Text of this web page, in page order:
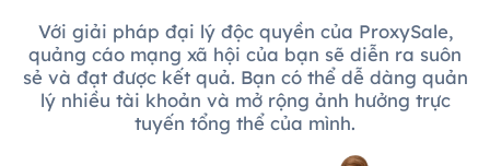
Với giải pháp đại lý độc quyền của ProxySale,
quảng cáo mạng xã hội của bạn sẽ diễn ra suôn
sẻ và đạt được kết quả. Bạn có thể dễ dàng quản
lý nhiều tài khoản và mở rộng ảnh hưởng trực
tuyến tổng thể của mình.